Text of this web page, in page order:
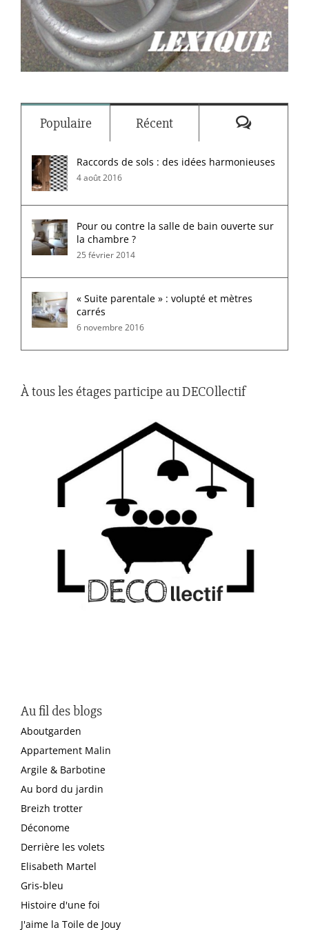
Populaire Récent
Raccords de sols : des idées harmonieuses
4 août 2016
Pour ou contre la salle de bain ouverte sur
la chambre ?
25 février 2014
« Suite parentale » : volupté et mètres
carrés
6 novembre 2016
À tous les étages participe au DECOllectif
Au fil des blogs
Aboutgarden
Appartement Malin
Argile & Barbotine
Au bord du jardin
Breizh trotter
Déconome
Derrière les volets
Elisabeth Martel
Gris-bleu
Histoire d'une foi
J'aime la Toile de Jouy